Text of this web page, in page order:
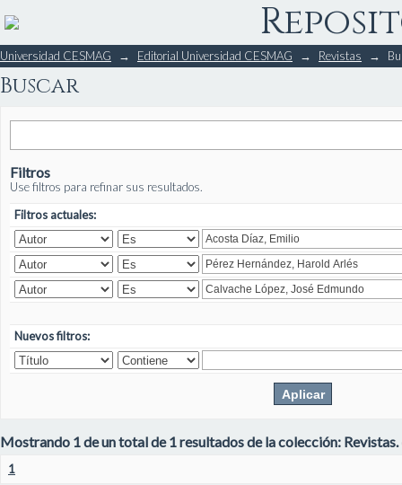
Buscar
Universidad CESMAG → Editorial Universidad CESMAG → Revistas →
Buscar
Filtros
Use filtros para refinar sus resultados.
Filtros actuales:
Nuevos filtros:
Mostrando 1 de un total de 1 resultados de la colección: Revistas.
1